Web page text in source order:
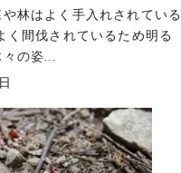
林はよく手入れされている
く間伐されているため明る
の姿...